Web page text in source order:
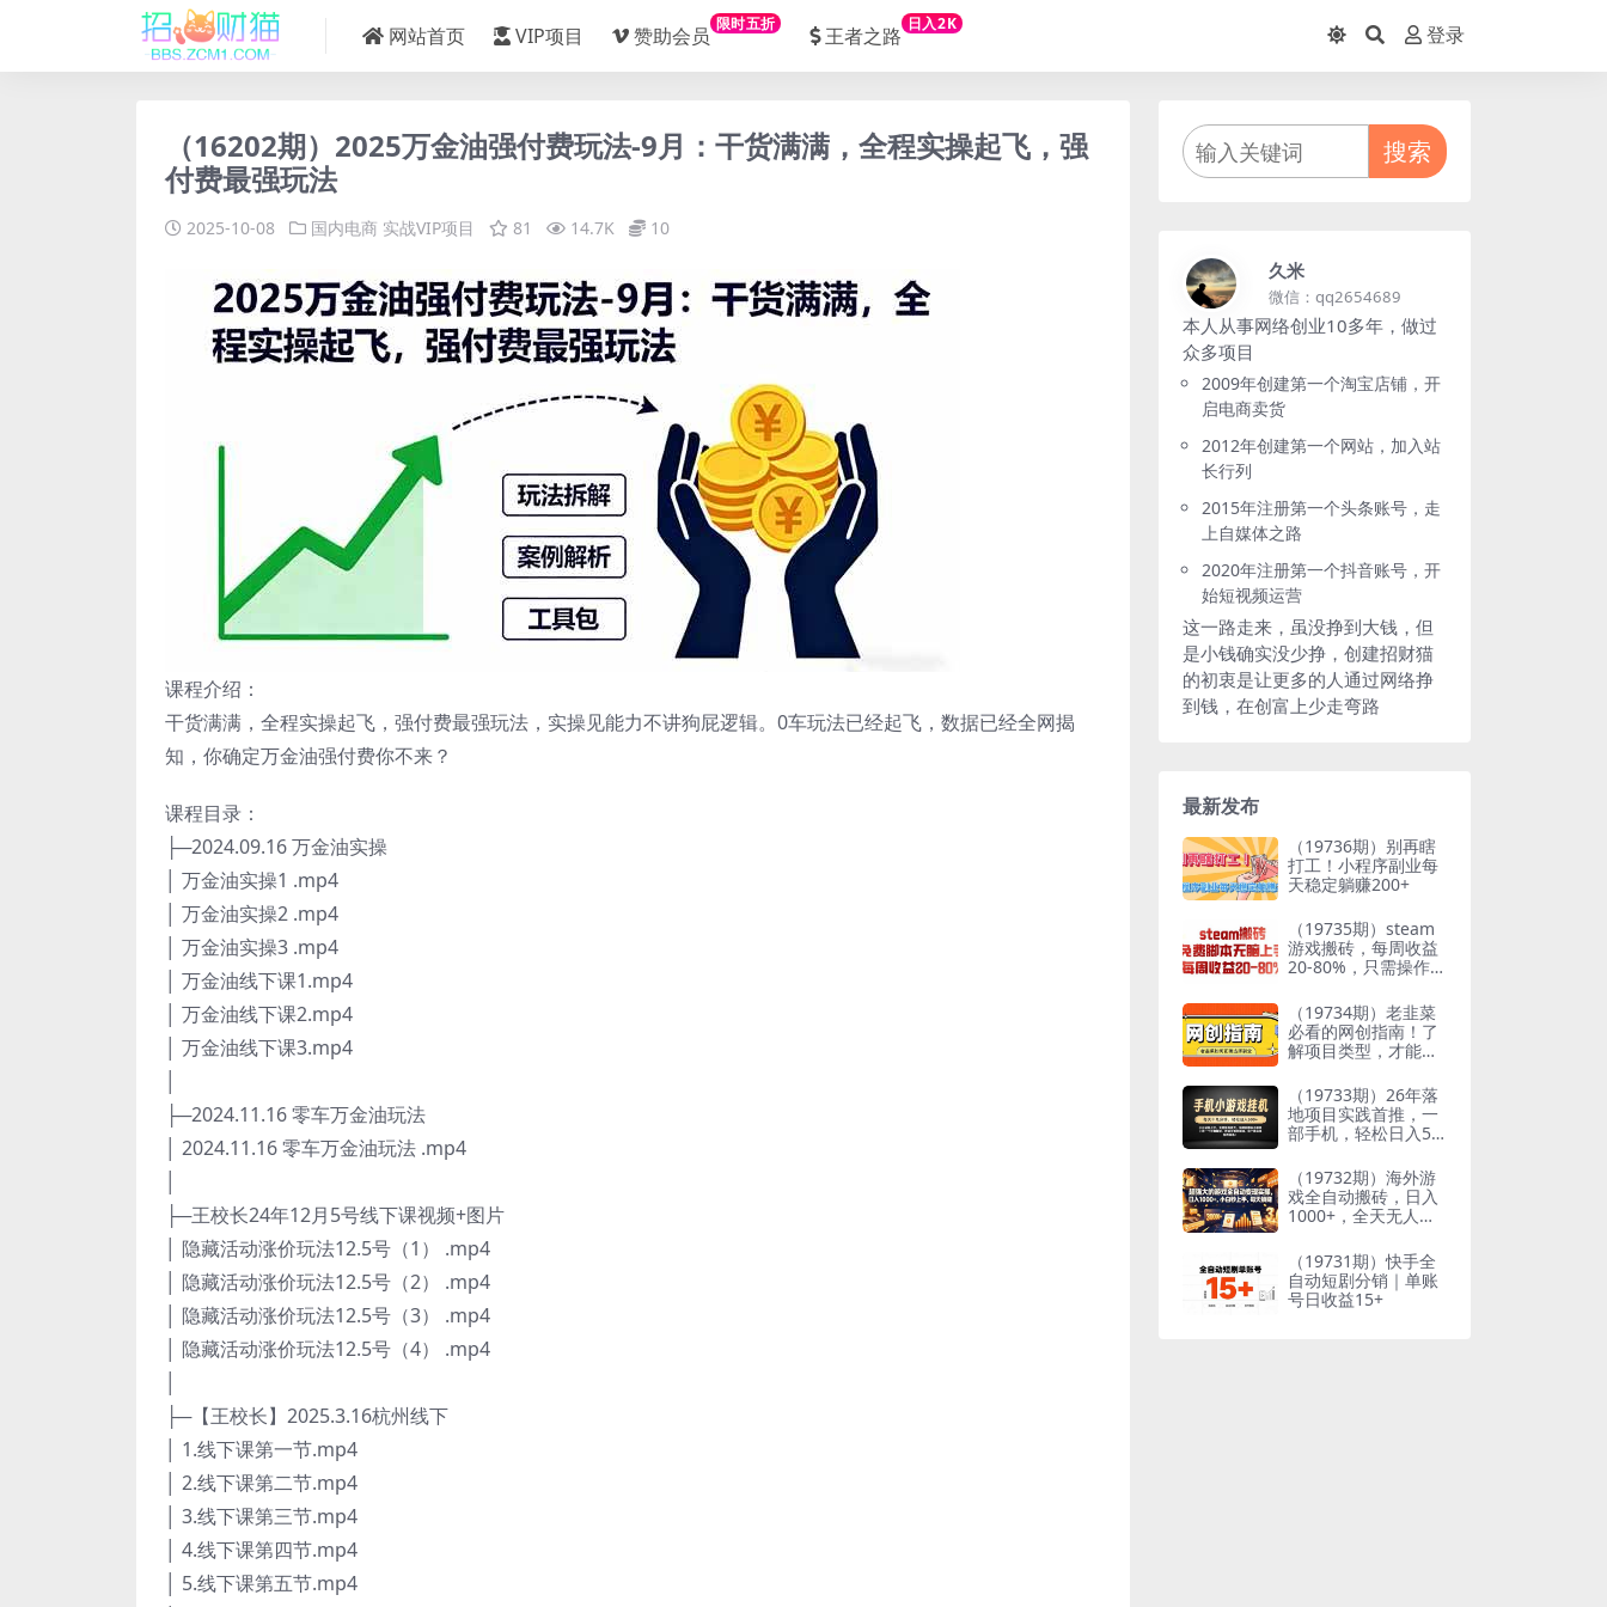
网站首页 VIP项目 赞助会员 限时五折 王者之路 日入2K
登录
（16202期）2025万金油强付费玩法-9月：干货满满，全程实操起飞，强
付费最强玩法
2025-10-08 国内电商 实战VIP项目 81 14.7K 10
课程介绍：
干货满满，全程实操起飞，强付费最强玩法，实操见能力不讲狗屁逻辑。0车玩法已经起飞，数据已经全网揭
知，你确定万金油强付费你不来？
课程目录：
├─2024.09.16 万金油实操
│ 万金油实操1 .mp4
│ 万金油实操2 .mp4
│ 万金油实操3 .mp4
│ 万金油线下课1.mp4
│ 万金油线下课2.mp4
│ 万金油线下课3.mp4
├─2024.11.16 零车万金油玩法
│ 2024.11.16 零车万金油玩法 .mp4
├─王校长24年12月5号线下课视频+图片
│ 隐藏活动涨价玩法12.5号（1） .mp4
│ 隐藏活动涨价玩法12.5号（2） .mp4
│ 隐藏活动涨价玩法12.5号（3） .mp4
│ 隐藏活动涨价玩法12.5号（4） .mp4
├─【王校长】2025.3.16杭州线下
│ 1.线下课第一节.mp4
│ 2.线下课第二节.mp4
│ 3.线下课第三节.mp4
│ 4.线下课第四节.mp4
│ 5.线下课第五节.mp4
搜索
久米
微信：qq2654689
本人从事网络创业10多年，做过
众多项目
2009年创建第一个淘宝店铺，开
启电商卖货
2012年创建第一个网站，加入站
长行列
2015年注册第一个头条账号，走
上自媒体之路
2020年注册第一个抖音账号，开
始短视频运营
这一路走来，虽没挣到大钱，但
是小钱确实没少挣，创建招财猫
的初衷是让更多的人通过网络挣
到钱，在创富上少走弯路
最新发布
（19736期）别再瞎
打工！小程序副业每
天稳定躺赚200+
（19735期）steam
游戏搬砖，每周收益
20-80%，只需操作1-
过万，零风险长期做
（19734期）老韭菜
必看的网创指南！了
解项目类型，才能找
到想要的结果
（19733期）26年落
地项目实践首推，一
部手机，轻松日入50
（19732期）海外游
戏全自动搬砖，日入
1000+，全天无人值
（19731期）快手全
自动短剧分销｜单账
号日收益15+